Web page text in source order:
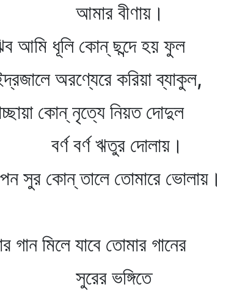
বীণায়।
আমি ধূলি কোন্‌ ছন্দে হয় ফুল
অরণ্যেরে করিয়া ব্যাকুল,
কোন্‌ নৃত্যে নিয়ত দোদুল
ঋতুর দোলায়।
সুর কোন্‌ তালে তোমারে ভোলায়।
গান মিলে যাবে তোমার গানের
ভঙ্গিতে